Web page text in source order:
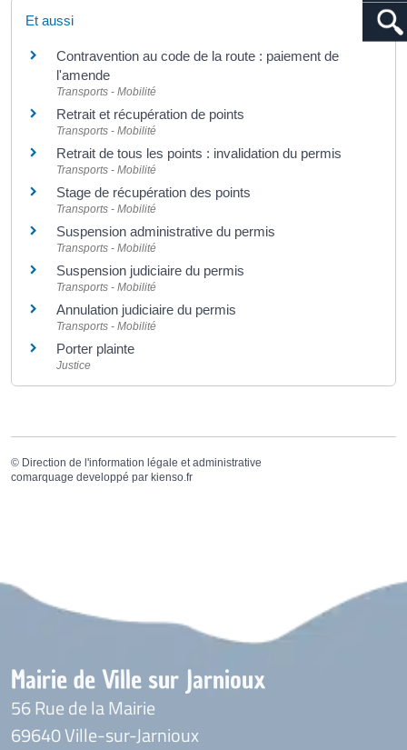
Et aussi
Contravention au code de la route : paiement de
l'amende
Transports - Mobilité
Retrait et récupération de points
Transports - Mobilité
Retrait de tous les points : invalidation du permis
Transports - Mobilité
Stage de récupération des points
Transports - Mobilité
Suspension administrative du permis
Transports - Mobilité
Suspension judiciaire du permis
Transports - Mobilité
Annulation judiciaire du permis
Transports - Mobilité
Porter plainte
Justice
© Direction de l'information légale et administrative
comarquage developpé par kienso.fr
Mairie de Ville sur Jarnioux
56 Rue de la Mairie
69640 Ville-sur-Jarnioux